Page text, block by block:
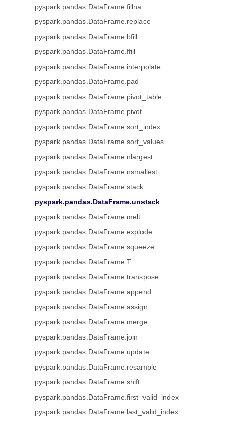
pyspark.pandas.DataFrame.fillna
pyspark.pandas.DataFrame.replace
pyspark.pandas.DataFrame.bfill
pyspark.pandas.DataFrame.ffill
pyspark.pandas.DataFrame.interpolate
pyspark.pandas.DataFrame.pad
pyspark.pandas.DataFrame.pivot_table
pyspark.pandas.DataFrame.pivot
pyspark.pandas.DataFrame.sort_index
pyspark.pandas.DataFrame.sort_values
pyspark.pandas.DataFrame.nlargest
pyspark.pandas.DataFrame.nsmallest
pyspark.pandas.DataFrame.stack
pyspark.pandas.DataFrame.unstack
pyspark.pandas.DataFrame.melt
pyspark.pandas.DataFrame.explode
pyspark.pandas.DataFrame.squeeze
pyspark.pandas.DataFrame.T
pyspark.pandas.DataFrame.transpose
pyspark.pandas.DataFrame.append
pyspark.pandas.DataFrame.assign
pyspark.pandas.DataFrame.merge
pyspark.pandas.DataFrame.join
pyspark.pandas.DataFrame.update
pyspark.pandas.DataFrame.resample
pyspark.pandas.DataFrame.shift
pyspark.pandas.DataFrame.first_valid_index
pyspark.pandas.DataFrame.last_valid_index